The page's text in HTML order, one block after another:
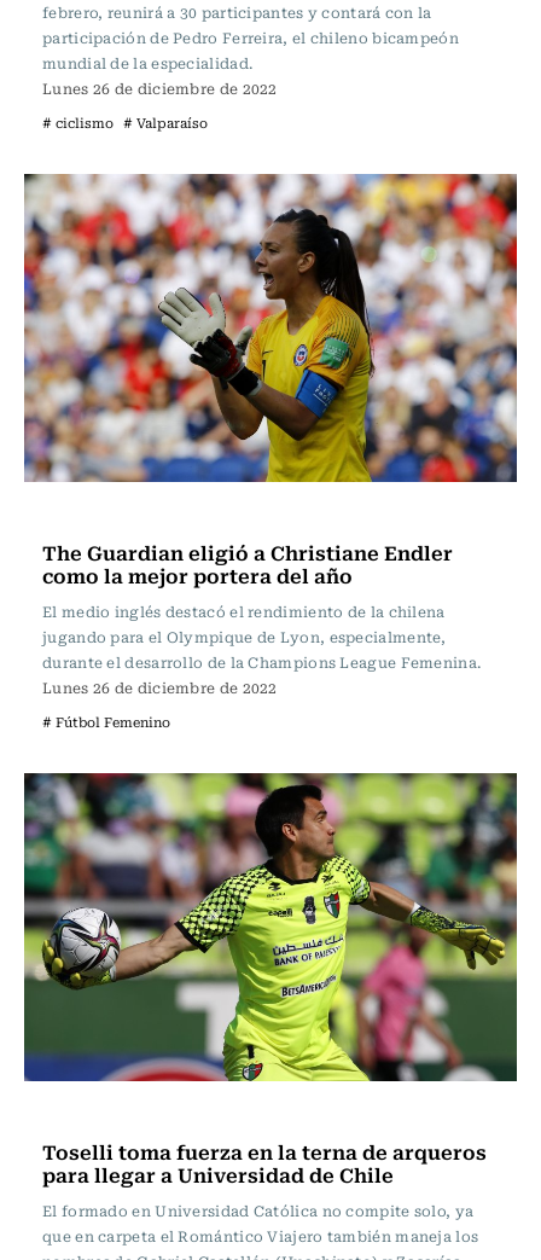
febrero, reunirá a 30 participantes y contará con la
participación de Pedro Ferreira, el chileno bicampeón
mundial de la especialidad.
Lunes 26 de diciembre de 2022
# ciclismo # Valparaíso
The Guardian eligió a Christiane Endler
como la mejor portera del año
El medio inglés destacó el rendimiento de la chilena
jugando para el Olympique de Lyon, especialmente,
durante el desarrollo de la Champions League Femenina.
Lunes 26 de diciembre de 2022
# Fútbol Femenino
Toselli toma fuerza en la terna de arqueros
para llegar a Universidad de Chile
El formado en Universidad Católica no compite solo, ya
que en carpeta el Romántico Viajero también maneja los